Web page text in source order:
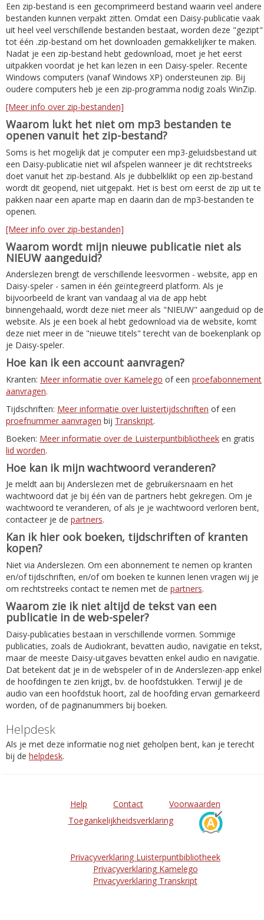
Een zip-bestand is een gecomprimeerd bestand waarin veel andere
bestanden kunnen verpakt zitten. Omdat een Daisy-publicatie vaak
uit heel veel verschillende bestanden bestaat, worden deze "gezipt"
tot één .zip-bestand om het downloaden gemakkelijker te maken.
Nadat je een zip-bestand hebt gedownload, moet je het eerst
uitpakken voordat je het kan lezen in een Daisy-speler. Recente
Windows computers (vanaf Windows XP) ondersteunen zip. Bij
oudere computers heb je een zip-programma nodig zoals WinZip.
[Meer info over zip-bestanden]
Waarom lukt het niet om mp3 bestanden te
openen vanuit het zip-bestand?
Soms is het mogelijk dat je computer een mp3-geluidsbestand uit
een Daisy-publicatie niet wil afspelen wanneer je dit rechtstreeks
doet vanuit het zip-bestand. Als je dubbelklikt op een zip-bestand
wordt dit geopend, niet uitgepakt. Het is best om eerst de zip uit te
pakken naar een aparte map en daarin dan de mp3-bestanden te
openen.
[Meer info over zip-bestanden]
Waarom wordt mijn nieuwe publicatie niet als
NIEUW aangeduid?
Anderslezen brengt de verschillende leesvormen - website, app en
Daisy-speler - samen in één geïntegreerd platform. Als je
bijvoorbeeld de krant van vandaag al via de app hebt
binnengehaald, wordt deze niet meer als "NIEUW" aangeduid op de
website. Als je een boek al hebt gedownload via de website, komt
deze niet meer in de "nieuwe titels" terecht van de boekenplank op
je Daisy-speler.
Hoe kan ik een account aanvragen?
Kranten: Meer informatie over Kamelego of een proefabonnement
aanvragen.
Tijdschriften: Meer informatie over luistertijdschriften of een
proefnummer aanvragen bij Transkript.
Boeken: Meer informatie over de Luisterpuntbibliotheek en gratis
lid worden.
Hoe kan ik mijn wachtwoord veranderen?
Je meldt aan bij Anderslezen met de gebruikersnaam en het
wachtwoord dat je bij één van de partners hebt gekregen. Om je
wachtwoord te veranderen, of als je je wachtwoord verloren bent,
contacteer je de partners.
Kan ik hier ook boeken, tijdschriften of kranten
kopen?
Niet via Anderslezen. Om een abonnement te nemen op kranten
en/of tijdschriften, en/of om boeken te kunnen lenen vragen wij je
om rechtstreeks contact te nemen met de partners.
Waarom zie ik niet altijd de tekst van een
publicatie in de web-speler?
Daisy-publicaties bestaan in verschillende vormen. Sommige
publicaties, zoals de Audiokrant, bevatten audio, navigatie en tekst,
maar de meeste Daisy-uitgaves bevatten enkel audio en navigatie.
Dat betekent dat je in de webspeler of in de Anderslezen-app enkel
de hoofdingen te zien krijgt, bv. de hoofdstukken. Terwijl je de
audio van een hoofdstuk hoort, zal de hoofding ervan gemarkeerd
worden, of de paginanummers bij boeken.
Helpdesk
Als je met deze informatie nog niet geholpen bent, kan je terecht
bij de helpdesk.
Help Contact
Voorwaarden
Toegankelijkheidsverklaring
Privacyverklaring Luisterpuntbibliotheek
Privacyverklaring Kamelego
Privacyverklaring Transkript